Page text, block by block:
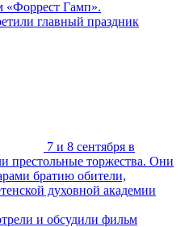
«Форрест Гамп».
главный праздник
7 и 8 сентября в
престольные торжества. Они
братию обители,
духовной академии
и обсудили фильм